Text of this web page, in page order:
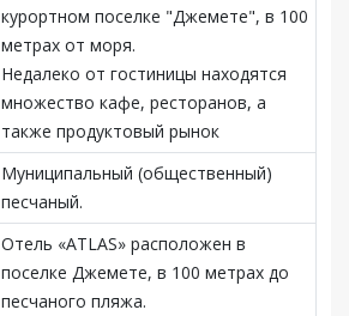
курортном поселке "Джемете", в 100
метрах от моря.
Недалеко от гостиницы находятся
множество кафе, ресторанов, а
также продуктовый рынок
Муниципальный (общественный)
песчаный.
Отель «ATLAS» расположен в
поселке Джемете, в 100 метрах до
песчаного пляжа.